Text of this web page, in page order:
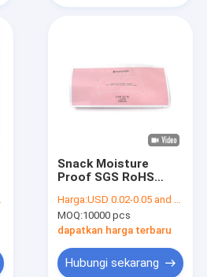
Snack Moisture
Proof SGS RoHS
Sisi
Harga:USD 0.02-0.05 and negotiation
MOQ:10000 pcs
dapatkan harga terbaru
Hubungi sekarang